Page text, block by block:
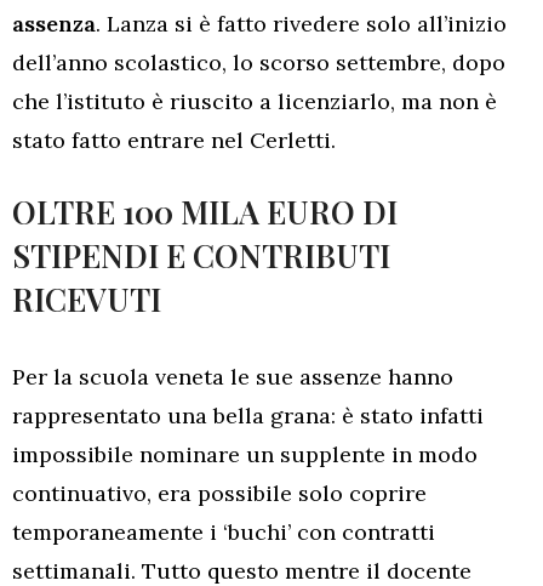
assenza. Lanza si è fatto rivedere solo all’inizio
dell’anno scolastico, lo scorso settembre, dopo
che l’istituto è riuscito a licenziarlo, ma non è
stato fatto entrare nel Cerletti.
OLTRE 100 MILA EURO DI
STIPENDI E CONTRIBUTI
RICEVUTI
Per la scuola veneta le sue assenze hanno
rappresentato una bella grana: è stato infatti
impossibile nominare un supplente in modo
continuativo, era possibile solo coprire
temporaneamente i ‘buchi’ con contratti
settimanali. Tutto questo mentre il docente